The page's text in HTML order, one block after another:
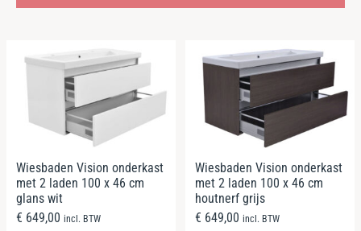
Wiesbaden Vision onderkast
met 2 laden 100 x 46 cm
glans wit
€ 649,00 incl. BTW
Wiesbaden Vision onderkast
met 2 laden 100 x 46 cm
houtnerf grijs
€ 649,00 incl. BTW